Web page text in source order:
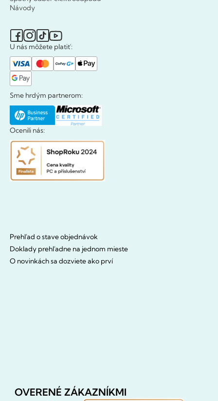
Návody
U nás môžete platiť:
Sme hrdým partnerom:
Ocenili nás:
Prehľad o stave objednávok
Doklady prehľadne na jednom mieste
O novinkách sa dozviete ako prví
OVERENÉ ZÁKAZNÍKMI